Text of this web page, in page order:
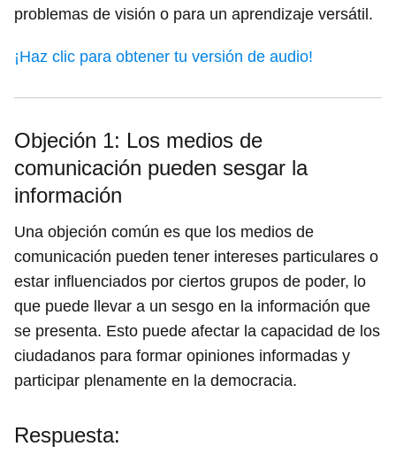
problemas de visión o para un aprendizaje versátil.
¡Haz clic para obtener tu versión de audio!
Objeción 1: Los medios de
comunicación pueden sesgar la
información
Una objeción común es que los medios de
comunicación pueden tener intereses particulares o
estar influenciados por ciertos grupos de poder, lo
que puede llevar a un sesgo en la información que
se presenta. Esto puede afectar la capacidad de los
ciudadanos para formar opiniones informadas y
participar plenamente en la democracia.
Respuesta: